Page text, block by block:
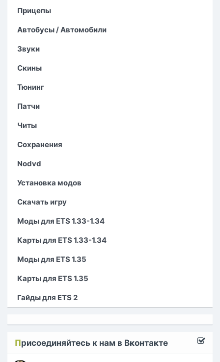
Прицепы
Автобусы / Автомобили
Звуки
Скины
Тюнинг
Патчи
Читы
Сохранения
Nodvd
Установка модов
Скачать игру
Моды для ETS 1.33-1.34
Карты для ETS 1.33-1.34
Моды для ETS 1.35
Карты для ETS 1.35
Гайды для ETS 2
Присоединяйтесь к нам в Вконтакте